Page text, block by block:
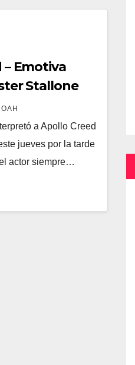
– Emotiva
Stallone
a Apollo Creed
jueves por la tarde
actor siempre…